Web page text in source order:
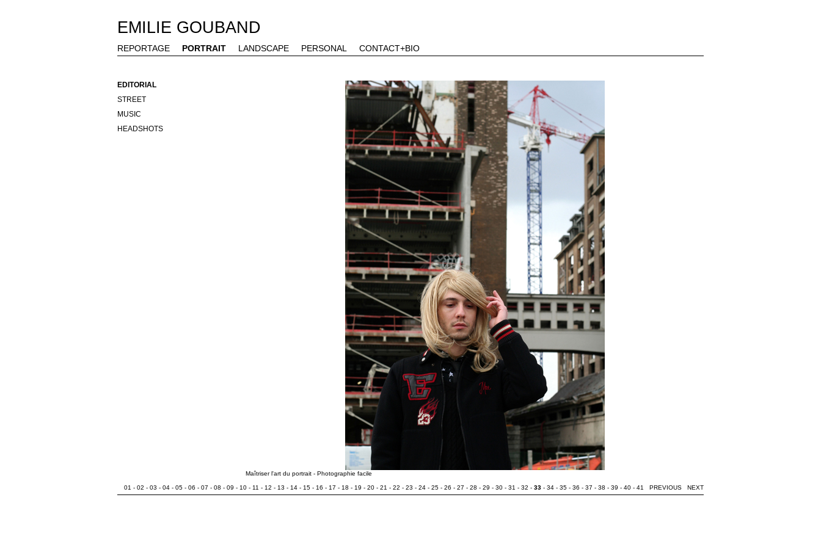
EMILIE GOUBAND
REPORTAGE PORTRAIT LANDSCAPE PERSONAL CONTACT+BIO
EDITORIAL
STREET
MUSIC
HEADSHOTS
Maîtriser l'art du portrait - Photographie facile
01 - 02 - 03 - 04 - 05 - 06 - 07 - 08 - 09 - 10 - 11 - 12 - 13 - 14 - 15 - 16 - 17 - 18 - 19 - 20 - 21 - 22 - 23 - 24 - 25 - 26 - 27 - 28 - 29 - 30 - 31 - 32 - 33 - 34 - 35 - 36 - 37 - 38 - 39 - 40 - 41 PREVIOUS NEXT